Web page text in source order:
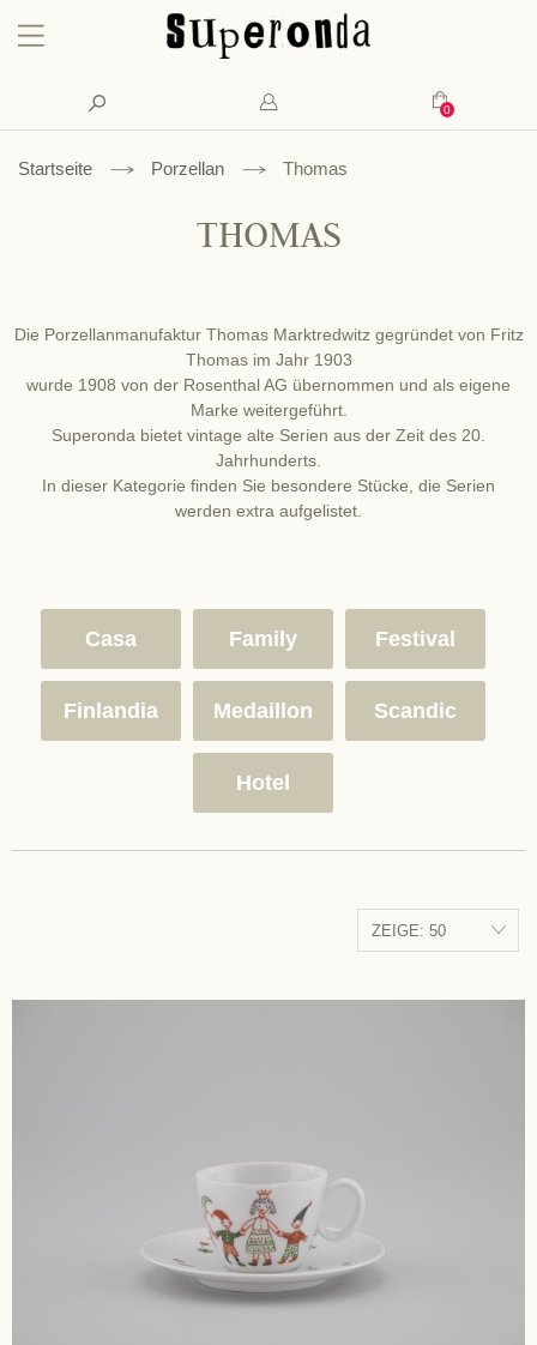
Konto
Mein
Suche
Startseite Porzellan Thomas
THOMAS
Die Porzellanmanufaktur Thomas Marktredwitz gegründet von Fritz
Thomas im Jahr 1903
wurde 1908 von der Rosenthal AG übernommen und als eigene
Marke weitergeführt.
Superonda bietet vintage alte Serien aus der Zeit des 20.
Jahrhunderts.
In dieser Kategorie finden Sie besondere Stücke, die Serien
werden extra aufgelistet.
Casa Family Festival
Finlandia Medaillon Scandic
Hotel